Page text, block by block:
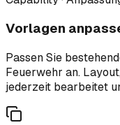
Vorlagen
Passen Sie
Feuerwehr an.
jederzeit bearbeitet